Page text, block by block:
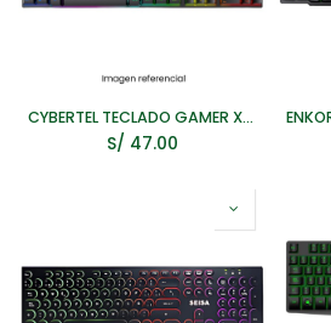
CYBERTEL TECLADO GAMER XTREME CYB K505 LED RGB MULTIMEDIA
S/ 47.00